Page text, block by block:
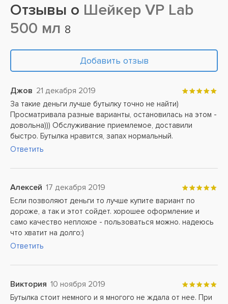
Отзывы о Шейкер VP Lab
500 мл 8
Добавить отзыв
Джов 21 декабря 2019
За такие деньги лучше бутылку точно не найти)
Просматривала разные варианты, остановилась на этом -
довольна))) Обслуживание приемлемое, доставили
быстро. Бутылка нравится, запах нормальный.
Ответить
Алексей 17 декабря 2019
Если позволяют деньги то лучше купите вариант по
дороже, а так и этот сойдет. хорошее оформление и
само качество неплохое - пользоваться можно. надеюсь
что хватит на долго:)
Ответить
Виктория 10 ноября 2019
Бутылка стоит немного и я многого не ждала от нее. При